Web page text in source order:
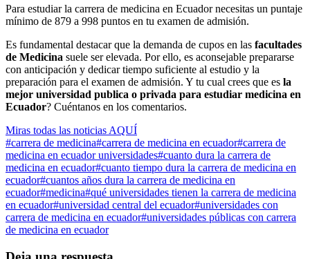
Para estudiar la carrera de medicina en Ecuador necesitas un puntaje
mínimo de 879 a 998 puntos en tu examen de admisión.
Es fundamental destacar que la demanda de cupos en las facultades
de Medicina suele ser elevada. Por ello, es aconsejable prepararse
con anticipación y dedicar tiempo suficiente al estudio y la
preparación para el examen de admisión. Y tu cual crees que es la
mejor universidad publica o privada para estudiar medicina en
Ecuador? Cuéntanos en los comentarios.
Miras todas las noticias AQUÍ
#carrera de medicina#carrera de medicina en ecuador#carrera de
medicina en ecuador universidades#cuanto dura la carrera de
medicina en ecuador#cuanto tiempo dura la carrera de medicina en
ecuador#cuantos años dura la carrera de medicina en
ecuador#medicina#qué universidades tienen la carrera de medicina
en ecuador#universidad central del ecuador#universidades con
carrera de medicina en ecuador#universidades públicas con carrera
de medicina en ecuador